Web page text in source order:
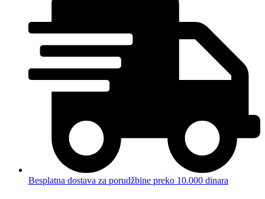
Besplatna dostava za porudžbine preko 10.000 dinara